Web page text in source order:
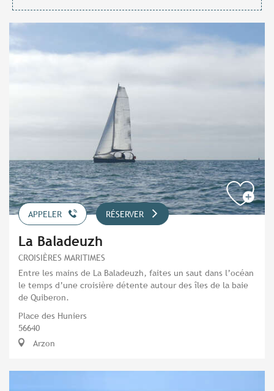
APPELER RÉSERVER
La Baladeuzh
CROISIÈRES MARITIMES
Entre les mains de La Baladeuzh, faites un saut dans l’océan
le temps d’une croisière détente autour des îles de la baie
de Quiberon.
Place des Huniers
56640
Arzon